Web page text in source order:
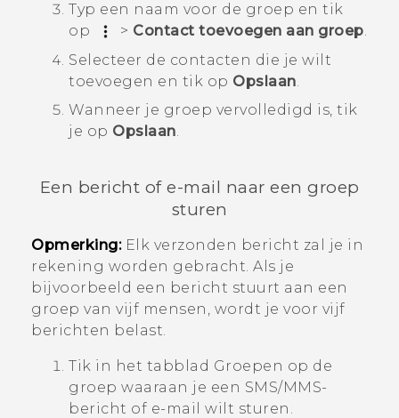
Typ een naam voor de groep en tik
op
> Contact toevoegen aan groep.
Selecteer de contacten die je wilt
toevoegen en tik op Opslaan.
Wanneer je groep vervolledigd is, tik
je op Opslaan.
Een bericht of e-mail naar een groep
sturen
Opmerking:Elk verzonden bericht zal je in
rekening worden gebracht. Als je
bijvoorbeeld een bericht stuurt aan een
groep van vijf mensen, wordt je voor vijf
berichten belast.
Tik in het tabblad Groepen op de
groep waaraan je een SMS/MMS-
bericht of e-mail wilt sturen.